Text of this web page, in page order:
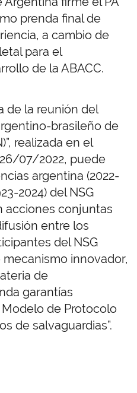
prenda final de
a cambio de
para el
de la ABACC.
de la reunión del
brasileño de
realizada en el
07/2022, puede
argentina (2022-
2024) del NSG
acciones conjuntas
entre los
del NSG
innovador,
de
garantías
de Protocolo
de salvaguardias”.